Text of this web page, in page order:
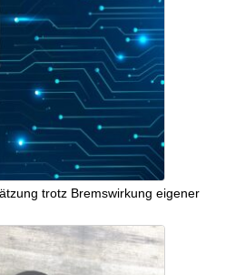
trotz Bremswirkung eigener